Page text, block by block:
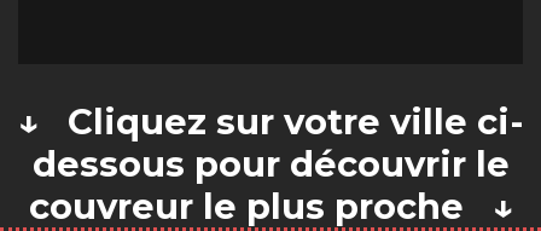
↓ Cliquez sur votre ville ci-
dessous pour découvrir le
couvreur le plus proche ↓